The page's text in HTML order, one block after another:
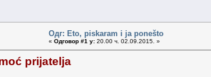
Одг: Eto, piskaram i ja ponešto
« Одговор #1 у: 20.00 ч. 02.09.2015. »
prijatelja